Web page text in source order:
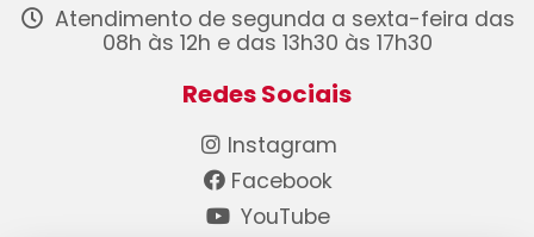
Atendimento de segunda a sexta-feira das
08h às 12h e das 13h30 às 17h30
Redes Sociais
Instagram
Facebook
YouTube